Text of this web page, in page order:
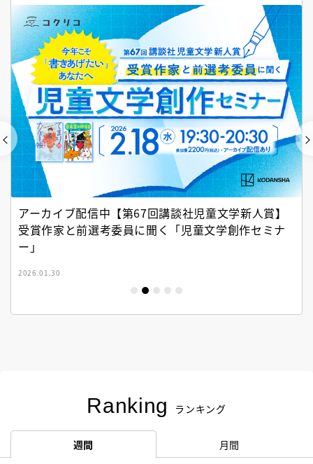
アーカイブ配信中【第67回講談社児童文学新人賞】
受賞作家と前選考委員に聞く「児童文学創作セミナ
ー」
2026.01.30
Ranking ランキング
週間 月間